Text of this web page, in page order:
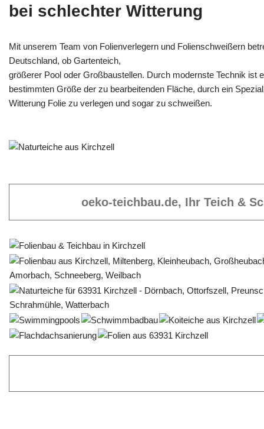
bei schlechter Witterung
Mit unserem Team von Folienverlegern und Folien­schweißern
Deutschland, ob Gartenteich,
größerer Pool oder Großbaustellen. Durch modernste Technik ist
bestimmten Größe der zu bearbeitenden Fläche, durch ein
Witterung Folie zu verlegen und sogar zu schweißen.
oeko-teichbau.de, Ihr Teich &